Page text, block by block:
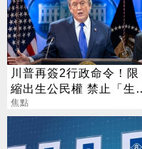
川普再簽2行政命令！限
縮出生公民權 禁止「生育
旅遊」
焦點